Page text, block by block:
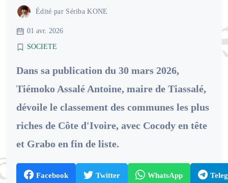
Édité par Sériba KONE
01 avr. 2026
SOCIETE
Dans sa publication du 30 mars 2026,
Tiémoko Assalé Antoine, maire de Tiassalé,
dévoile le classement des communes les plus
riches de Côte d'Ivoire, avec Cocody en tête
et Grabo en fin de liste.
Facebook Twitter WhatsApp